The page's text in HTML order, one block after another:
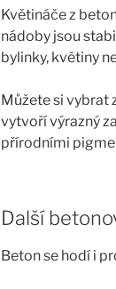
Květináče z
nádoby jsou
bylinky, květiny
Můžete si vybrat
vytvoří výrazný
přírodními
Další
Beton se hodí i